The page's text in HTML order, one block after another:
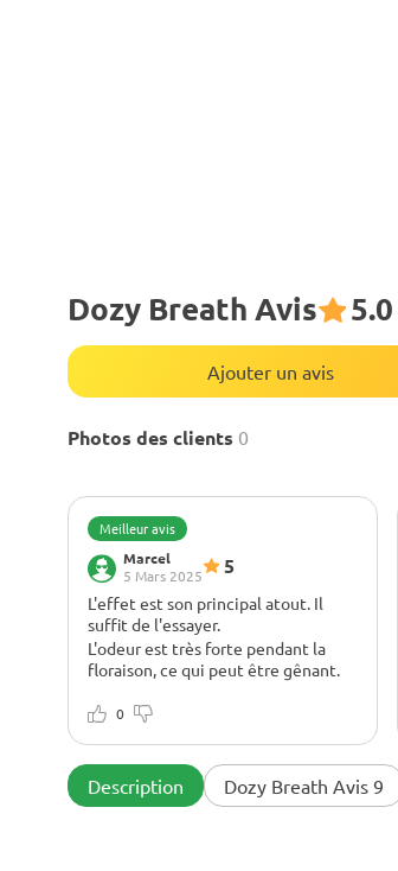
Dozy Breath Avis 5.0
Ajouter un avis
Photos des clients 0
Meilleur avis
Marcel
5 Mars 2025
5
L'effet est son principal atout. Il
suffit de l'essayer.
L'odeur est très forte pendant la
floraison, ce qui peut être gênant.
de 3 gallons et deux dans des pots
pas affaiblie, mais c'était une plante
relativement modeste avec une
0
Description Dozy Breath Avis 9